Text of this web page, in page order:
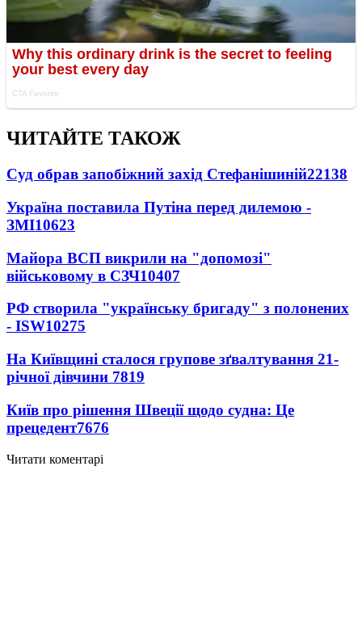
ЧИТАЙТЕ ТАКОЖ
Суд обрав запобіжний захід Стефанішиній22138
Україна поставила Путіна перед дилемою -
ЗМІ10623
Майора ВСП викрили на "допомозі"
військовому в СЗЧ10407
РФ створила "українську бригаду" з полонених
- ISW10275
На Київщині сталося групове зґвалтування 21-
річної дівчини 7819
Київ про рішення Швеції щодо судна: Це
прецедент7676
Читати коментарі